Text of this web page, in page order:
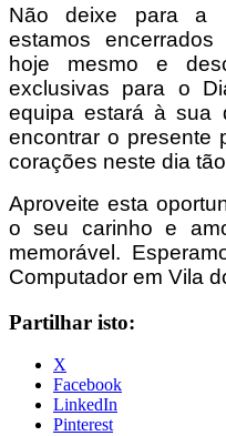
Não deixe para a
estamos
hoje mesmo e
exclusivas para o
equipa estará à sua
encontrar o presente
corações neste dia
Aproveite esta
o seu carinho e
memorável.
Computador em Vila
Partilhar isto:
X
Facebook
LinkedIn
Pinterest